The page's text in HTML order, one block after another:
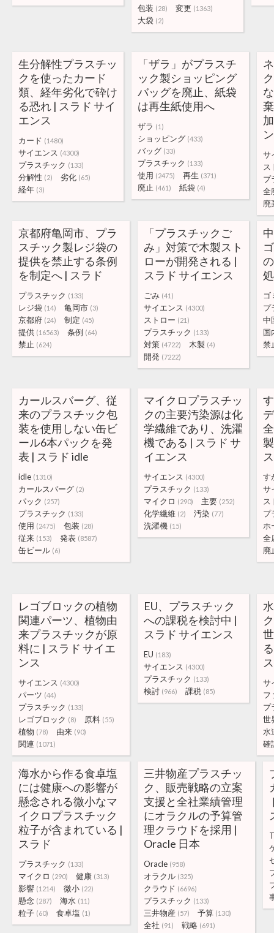
包装 (28) 変更 (1363)
大袋 (2)
生分解性プラスチッ
クを使ったカード
類、経年劣化で砕け
る恐れ | スラド サイ
エンス
カード (1480)
サイエンス (4300)
プラスチック (133)
分解性 (2) 劣化 (65)
経年 (3)
「ザラ」がプラスチ
ック製ショッピング
バッグを廃止、紙袋
は再生紙使用へ
ザラ (1)
ショッピング (433)
バッグ (33)
プラスチック (133)
使用 (2475) 再生 (371)
廃止 (461) 紙袋 (4)
サ
ス
プ
全
廃
京都府亀岡市、プラ
スチック製レジ袋の
提供を禁止する条例
を制定へ | スラド
プラスチック (133)
レジ袋 (14) 亀岡市 (3)
京都府 (24) 制定 (45)
提供 (16563) 条例 (64)
禁止 (624)
「プラスチックご
み」対策で木製スト
ローが開発される |
スラド サイエンス
ごみ (41)
サイエンス (4300)
ストロー (21)
プラスチック (133)
対策 (4722) 木製 (4)
開発 (7222)
ゴ
プ
中
国
禁
カールスバーグ、従
来のプラスチック包
装を使用しない缶ビ
ール6本パックを発
表 | スラド idle
idle (1310)
カールスバーグ (2)
パック (257)
プラスチック (133)
使用 (2475) 包装 (28)
従来 (153) 発表 (8587)
缶ビール (6)
マイクロプラスチッ
クの主要汚染源は化
学繊維であり、洗濯
機である | スラド サ
イエンス
サイエンス (4300)
プラスチック (133)
マイクロ (290) 主要 (252)
化学繊維 (2) 汚染 (77)
洗濯機 (15)
す
サ
ス
プ
ホ
全
廃
レゴブロックの植物
関連パーツ、植物由
来プラスチックが原
料に | スラド サイエ
ンス
サイエンス (4300)
パーツ (44)
プラスチック (133)
レゴブロック (8) 原料 (55)
植物 (78) 由来 (90)
関連 (1071)
EU、プラスチック
への課税を検討中 |
スラド サイエンス
EU (183)
サイエンス (4300)
プラスチック (133)
検討 (966) 課税 (85)
ス
サ
フ
プ
世
水
確
海水から作る食卓塩
には健康への影響が
懸念される微小なマ
イクロプラスチック
粒子が含まれている |
スラド
プラスチック (133)
マイクロ (290) 健康 (313)
影響 (1214) 微小 (22)
懸念 (287) 海水 (11)
粒子 (60) 食卓塩 (1)
三井物産プラスチッ
ク、販売戦略の立案
支援と全社業績管理
にオラクルの予算管
理クラウドを採用 |
Oracle 日本
Oracle (958)
オラクル (325)
クラウド (6696)
プラスチック (133)
三井物産 (57) 予算 (130)
全社 (91) 戦略 (691)